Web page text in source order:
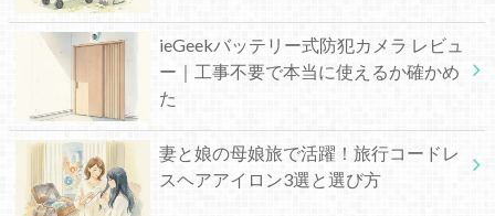
ieGeekバッテリー式防犯カメラ レビュ
ー｜工事不要で本当に使えるか確かめ
た
妻と娘の母娘旅で活躍！旅行コードレ
スヘアアイロン3選と選び方